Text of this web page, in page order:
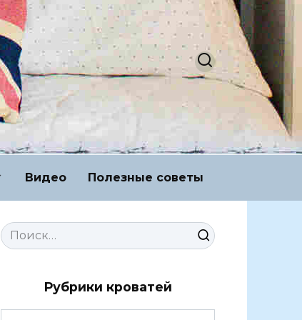
Видео Полезные советы
Search
for:
Рубрики кроватей